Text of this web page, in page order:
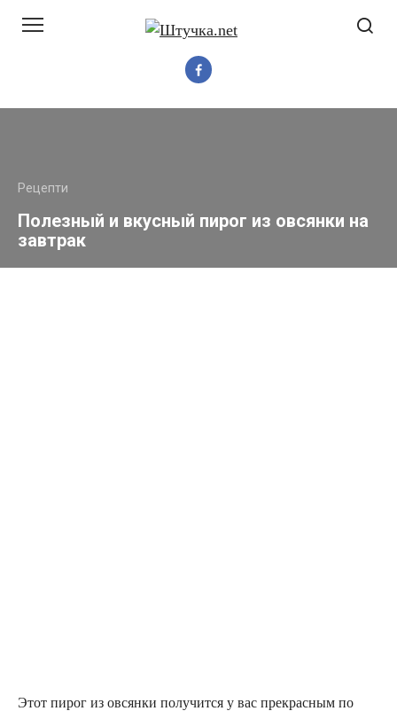
Рецепти
Полезный и вкусный пирог из овсянки на
завтрак
Этот пирог из овсянки получится у вас прекрасным по